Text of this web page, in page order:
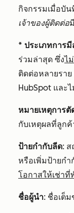
กิจกรรมเมื่อบั
เจ้าของผู้ติดต่อ
* ประเภทการ
ร่วมล่าสุด ซึ่งไม่
ติดต่อหลายรา
HubSpot และ
หมายเหตุการ
กับเหตุผลที่ลูก
ป้ายกำกับลีด:
หรือเพิ่มป้ายกำ
โอกาสให้เช่าที่
ชื่อผู้นำ: ชื่อเต็